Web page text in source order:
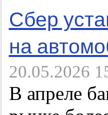
Сбер
на
20.05.2026
В апреле